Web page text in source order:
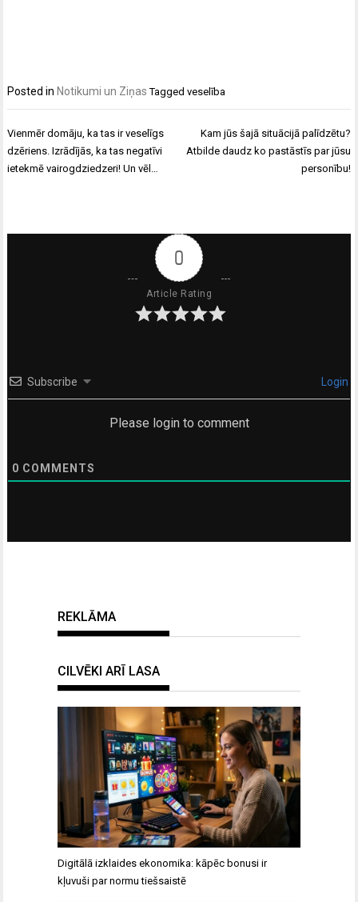
Posted in Notikumi un Ziņas Taggedveselība
Ziņu
izvēlne
Vienmēr domāju, ka tas ir veselīgs
dzēriens. Izrādījās, ka tas negatīvi
ietekmē vairogdziedzeri! Un vēl…
Kam jūs šajā situācijā palīdzētu?
Atbilde daudz ko pastāstīs par jūsu
personību!
0
Article Rating
Subscribe Login
Please login to comment
0 COMMENTS
REKLĀMA
CILVĒKI ARĪ LASA
Digitālā izklaides ekonomika: kāpēc bonusi ir
kļuvuši par normu tiešsaistē